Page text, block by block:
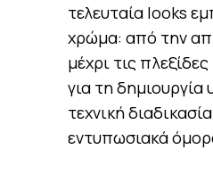
τελευταία looks
χρώμα: από την
μέχρι τις
για τη
τεχνική
εντυπωσιακά